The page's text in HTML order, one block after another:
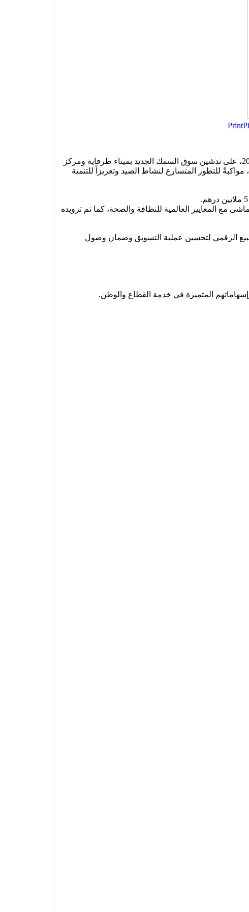
Print
في إطار احتفالات الذكرى التاسعة والستين لعيد الاستقلال المجيد، أشرف عامل إقليم طرفاية، يوم الاثنين 18 نونبر 2024، على تدشين سوق السمك الجديد بميناء طرفاية ومركز
للتطور المتسارع لنشاط الصيد وتعزيزاً للتنمية
مع المعايير العالمية للنظافة والصحة، كما تم تزويده
الرقمي لتحسين عملية التسويق وضمان وصول
المتميزة في خدمة القطاع والوطن.